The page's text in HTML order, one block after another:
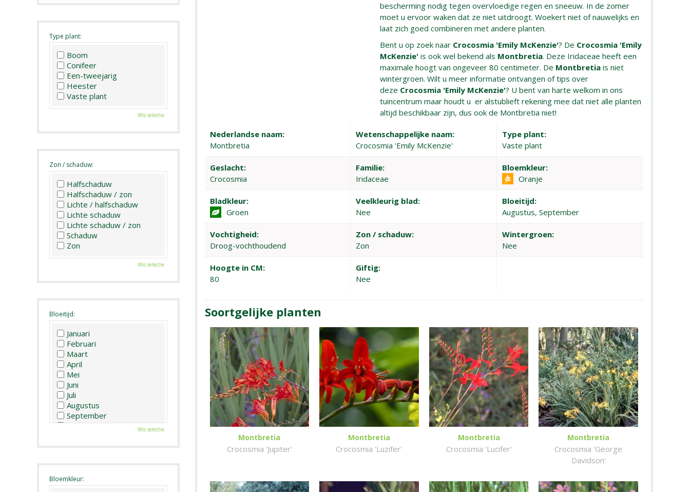
bescherming nodig tegen overvloedige regen en sneeuw. In de zomer
moet u ervoor waken dat ze niet uitdroogt. Woekert niet of nauwelijks en
laat zich goed combineren met andere planten.
Bent u op zoek naar Crocosmia 'Emily McKenzie'? De Crocosmia 'Emily
McKenzie' is ook wel bekend als Montbretia. Deze Iridaceae heeft een
maximale hoogt van ongeveer 80 centimeter. De Montbretiais niet
wintergroen. Wilt u meer informatie ontvangen of tips over
deze Crocosmia 'Emily McKenzie'? U bent van harte welkom in ons
tuincentrum maar houdt u er alstublieft rekening mee dat niet alle planten
altijd beschikbaar zijn, dus ook de Montbretia niet!
Nederlandse naam:
Montbretia
Wetenschappelijke naam:
Crocosmia 'Emily McKenzie'
Type plant:
Vaste plant
Geslacht:
Crocosmia
Familie:
Iridaceae
Bloemkleur:
Oranje
Bladkleur:
Groen
Veelkleurig blad:
Nee
Bloeitijd:
Augustus, September
Vochtigheid:
Droog-vochthoudend
Zon / schaduw:
Zon
Wintergroen:
Nee
Hoogte in CM:
80
Giftig:
Nee
Soortgelijke planten
Montbretia
Crocosmia 'Jupiter'
Montbretia
Crocosmia 'Luzifer'
Montbretia
Crocosmia 'Lucifer'
Montbretia
Crocosmia 'George
Davidson'
Type plant:
Boom
Conifeer
Een-tweejarig
Heester
Vaste plant
Wis selectie
Zon / schaduw:
Halfschaduw
Halfschaduw / zon
Lichte / halfschaduw
Lichte schaduw
Lichte schaduw / zon
Schaduw
Zon
Wis selectie
Bloeitijd:
Januari
Februari
Maart
April
Mei
Juni
Juli
Augustus
September
Oktober
Wis selectie
Bloemkleur: